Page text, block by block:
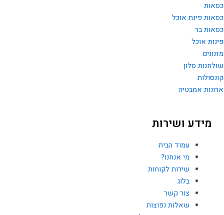
כסאות
כסאות פינת אוכל
כסאות בר
פינות אוכל
מזנונים
שולחנות סלון
קונסולות
ארונות אמבטיה
מידע ושירות
עמוד הבית
מי אנחנו?
שירות לקוחות
בלוג
צור קשר
שאלות נפוצות